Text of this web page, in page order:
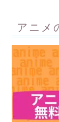
アニメ